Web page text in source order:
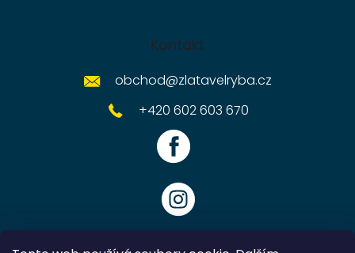
Kontakt
obchod@zlatavelryba.cz
+420 602 603 670